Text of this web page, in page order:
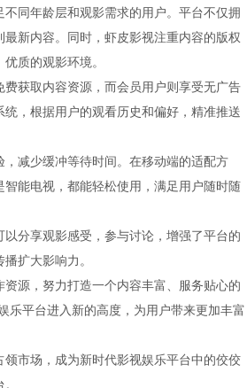
同年龄层和观影需求的用户。平台不仅拥
新内容。同时，虾皮影视注重内容的版权
质的观影环境。
获取内容资源，而会员用户则享受无广告
，根据用户的观看历史和偏好，精准推送
减少缓冲等待时间。在移动端的适配方
能电视，都能轻松使用，满足用户随时随
分享观影感受，参与讨论，增强了平台的
扩大影响力。
源，努力打造一个内容丰富、服务贴心的
乐平台进入新的高度，为用户带来更加丰富
市场，成为新时代影视娱乐平台中的佼佼